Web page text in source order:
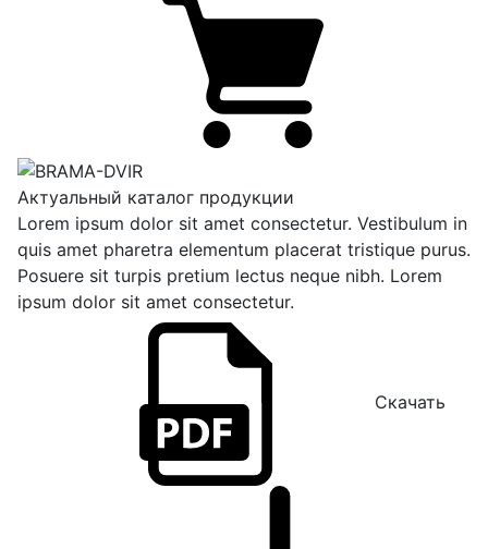
Актуальный каталог продукции
Lorem ipsum dolor sit amet consectetur. Vestibulum in
quis amet pharetra elementum placerat tristique purus.
Posuere sit turpis pretium lectus neque nibh. Lorem
ipsum dolor sit amet consectetur.
Скачать